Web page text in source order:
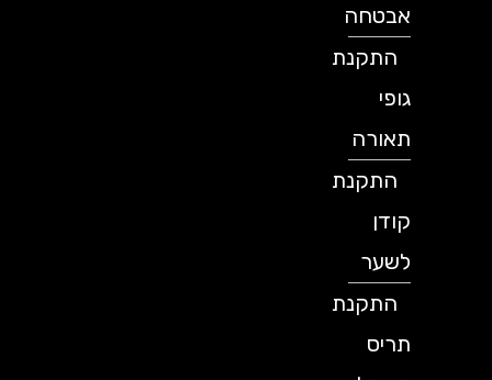
אבטחה
התקנת
תאורה
התקנת
לשער
התקנת
תריס